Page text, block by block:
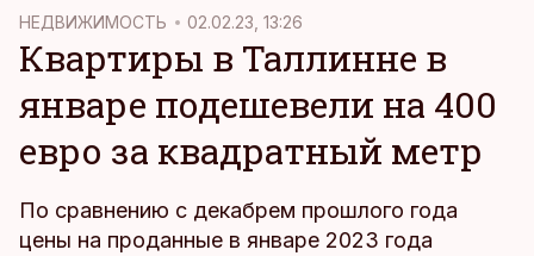
НЕДВИЖИМОСТЬ 02.02.23, 13:26
Квартиры в Таллинне в
январе подешевели на 400
евро за квадратный метр
По сравнению с декабрем прошлого года
цены на проданные в январе 2023 года